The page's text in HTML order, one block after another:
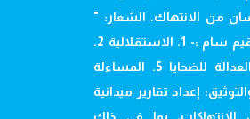
من الانتهاك. الشعار: "
من التوثيق إلى العدالة قيم سام :- 1. الاستقلالية 2.
المهنية 3. النزاهة 4. العدالة للضحايا 5. المساءلة
إعداد تقارير ميدانية